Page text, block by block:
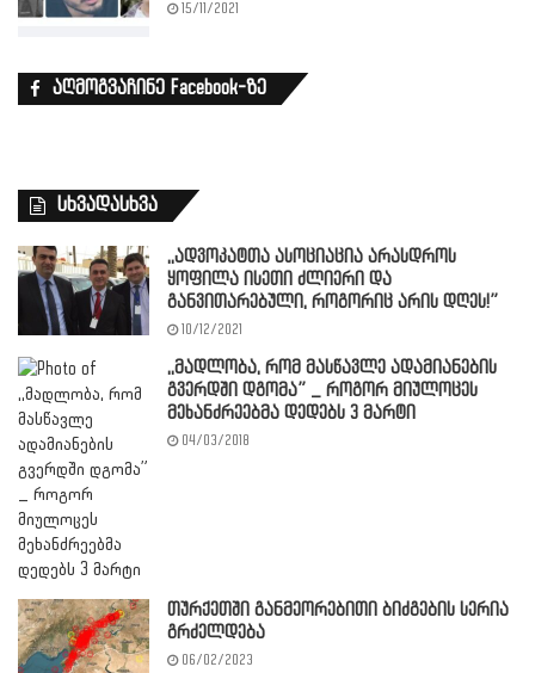
15/11/2021
აღმოგვაჩინე Facebook-ზე
სხვადასხვა
,,ადვოკატთა ასოციაცია არასდროს
ყოფილა ისეთი ძლიერი და
განვითარებული, როგორიც არის დღეს!”
10/12/2021
,,მადლობა, რომ მასწავლე ადამიანების
გვერდში დგომა” _ როგორ მიულოცეს
მეხანძრეებმა დედებს 3 მარტი
04/03/2018
თურქეთში განმეორებითი ბიძგების სერია
გრძელდება
06/02/2023